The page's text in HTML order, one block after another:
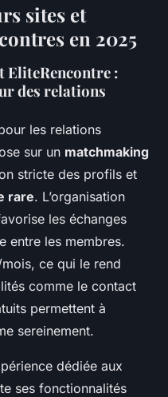
sites et
en 2025
EliteRencontre :
des relations
les relations
sur un matchmaking
stricte des profils et
rare. L’organisation
les échanges
entre les membres.
ce qui le rend
comme le contact
permettent à
sereinement.
dédiée aux
ses fonctionnalités